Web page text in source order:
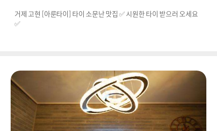
거제 고현 [아룬타이] 타이 소문난 맛집 ✅ 시원한 타이 받으러 오세요
✅